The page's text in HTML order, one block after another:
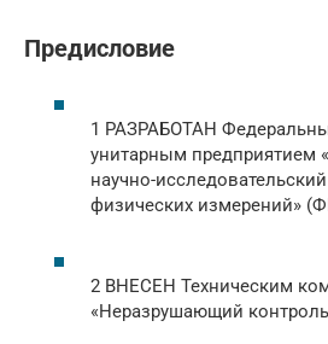
Предисловие
1 РАЗРАБОТАН
унитарным предприятием
научно-
физических измерений»
2 ВНЕСЕН Техническим
«Неразрушающий